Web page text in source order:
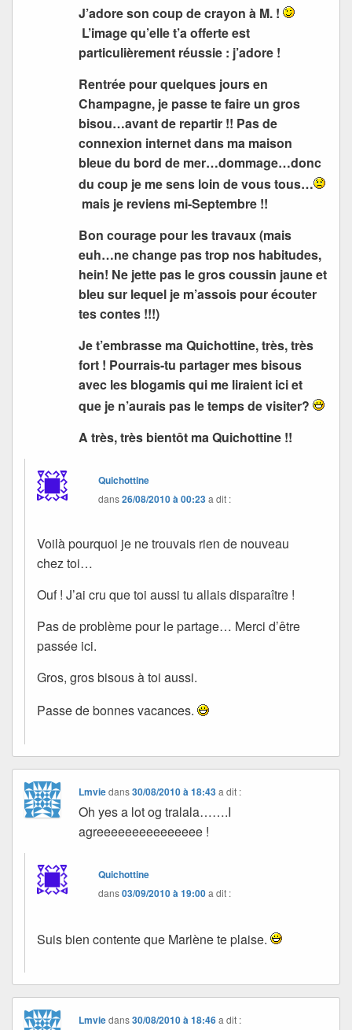
J’adore son coup de crayon à M. !
L’image qu’elle t’a offerte est
particulièrement réussie : j’adore !
Rentrée pour quelques jours en
Champagne, je passe te faire un gros
bisou…avant de repartir !! Pas de
connexion internet dans ma maison
bleue du bord de mer…dommage…donc
du coup je me sens loin de vous tous…
mais je reviens mi-Septembre !!
Bon courage pour les travaux (mais
euh…ne change pas trop nos habitudes,
hein! Ne jette pas le gros coussin jaune et
bleu sur lequel je m’assois pour écouter
tes contes !!!)
Je t’embrasse ma Quichottine, très, très
fort ! Pourrais-tu partager mes bisous
avec les blogamis qui me liraient ici et
que je n’aurais pas le temps de visiter?
A très, très bientôt ma Quichottine !!
Quichottine
dans26/08/2010 à 00:23a dit :
Voilà pourquoi je ne trouvais rien de nouveau
chez toi…
Ouf ! J’ai cru que toi aussi tu allais disparaître !
Pas de problème pour le partage… Merci d’être
passée ici.
Gros, gros bisous à toi aussi.
Passe de bonnes vacances.
Lmviedans30/08/2010 à 18:43 a dit :
Oh yes a lot og tralala…….I
agreeeeeeeeeeeeeee !
Quichottine
dans03/09/2010 à 19:00a dit :
Suis bien contente que Marlène te plaise.
Lmviedans30/08/2010 à 18:46 a dit :